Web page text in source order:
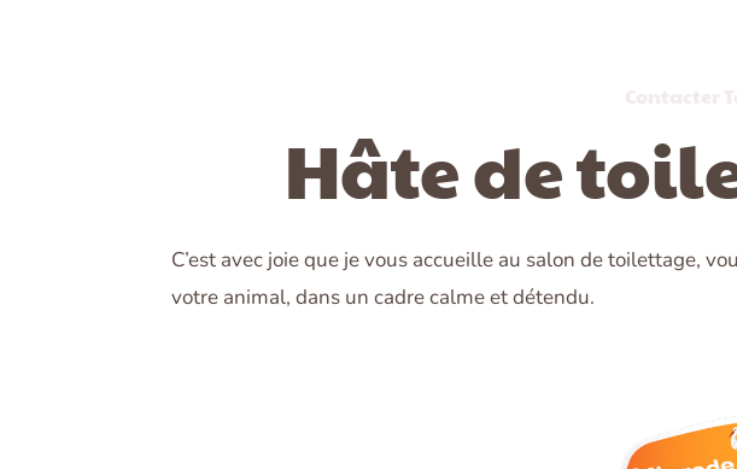
Hâte de
C’est avec joie que je vous accueille au salon de toilettage,
votre animal, dans un cadre calme et détendu.